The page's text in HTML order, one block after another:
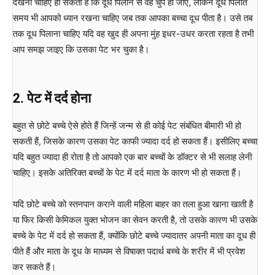
देखना चाहिए हो सकता है कि दूध पिलाने से वह चुप हो जाए, लेकिन दूध पिलाते
समय भी आपको ध्यान रखना चाहिए जब तक आपका बच्चा दूध पीता है। उसे तब
तक दूध पिलाना चाहिए यदि वह खुद ही अपना मुंह इधर-उधर करता रहता है तभी
आप समझ जाइए कि उसका पेट भर चुका है।
2. पेट में दर्द होना
बहुत से छोटे बच्चे ऐसे होते हैं जिन्हें जन्म से ही कोई पेट संबंधित बीमारी भी हो
सकती हैं, जिसके कारण उसका पेट काफी ज्यादा दर्द हो सकता हैं। इसीलिए बच्चा
यदि बहुत ज्यादा ही रोता है तो आपको एक बार बच्चों के डॉक्टर से भी सलाह लेनी
चाहिए। इसके अतिरिक्त बच्चों के पेट में दर्द माता के कारण भी हो सकता हैं।
यदि छोटे बच्चे को स्तनपान कराने वाली महिला बाहर का तला हुआ खाना खाती है
या फिर किसी केमिकल युक्त भोजन का सेवन करती है, तो उसके कारण भी उसके
बच्चे के पेट में दर्द हो सकता हैं, क्योंकि छोटे बच्चे ज्यादातर अपनी माता का दूध ही
पीते हैं और माता के दूध के माध्यम से विषाक्त पदार्थ बच्चे के शरीर में भी प्रवेश
कर सकते हैं।